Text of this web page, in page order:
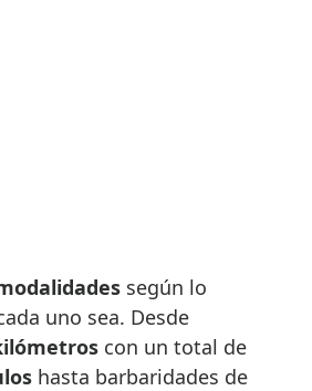
según lo
uno sea. Desde
con un total de
hasta barbaridades de